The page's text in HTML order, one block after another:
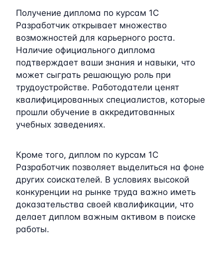
Получение диплома по курсам 1C
Разработчик открывает множество
возможностей для карьерного роста.
Наличие официального диплома
подтверждает ваши знания и навыки, что
может сыграть решающую роль при
трудоустройстве. Работодатели ценят
квалифицированных специалистов, которые
прошли обучение в аккредитованных
учебных заведениях.
Кроме того, диплом по курсам 1C
Разработчик позволяет выделиться на фоне
других соискателей. В условиях высокой
конкуренции на рынке труда важно иметь
доказательства своей квалификации, что
делает диплом важным активом в поиске
работы.